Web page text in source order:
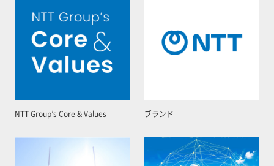
NTT Group’s Core & Values ブランド